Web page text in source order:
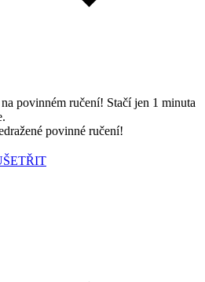
povinném ručení! Stačí jen 1 minuta
povinné ručení!